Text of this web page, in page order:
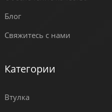
Блог
Свяжитесь с нами
Категории
Втулка